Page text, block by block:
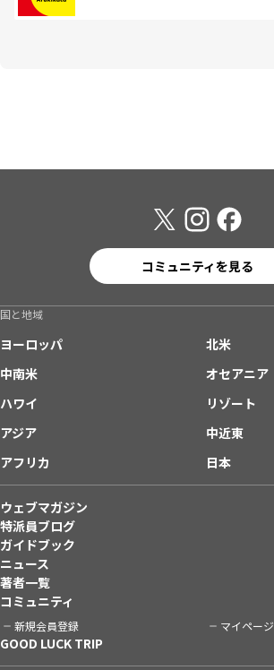
コミュニティを見る
国と地域
ヨーロッパ
北米
中南米
オセアニア
ハワイ
リゾート
アジア
中近東
アフリカ
日本
ウェブマガジン
特派員ブログ
ガイドブック
ニュース
著者一覧
コミュニティ
新規会員登録 マイページ
GOOD LUCK TRIP